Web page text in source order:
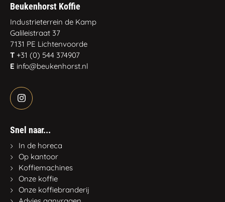
Beukenhorst Koffie
Industrieterrein de Kamp
Galileistraat 37
7131 PE Lichtenvoorde
T +31 (0) 544 374907
E info@beukenhorst.nl
Snel naar...
In de horeca
Op kantoor
Koffiemachines
Onze koffie
Onze koffiebranderij